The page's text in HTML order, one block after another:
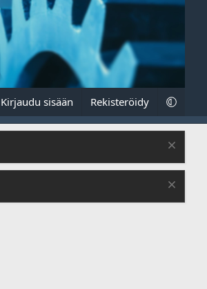
Kirjaudu sisään Rekisteröidy